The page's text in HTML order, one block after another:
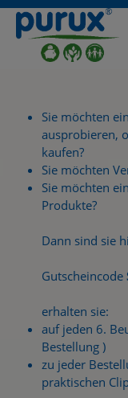
springen
Sie möchten
ausprobieren,
kaufen?
Sie möchten
Sie möchten
Produkte?
Dann sind sie
Gutscheincode
erhalten sie:
auf jeden 6.
Bestellung )
zu jeder
praktischen